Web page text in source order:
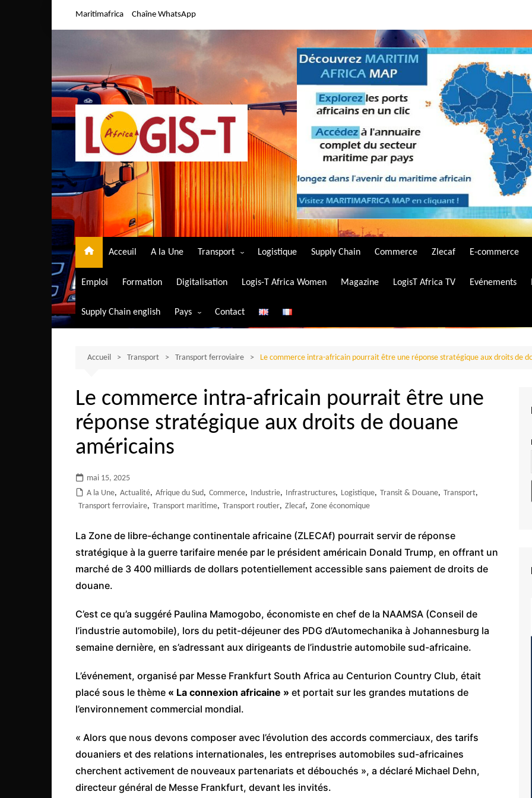
Maritimafrica Chaîne WhatsApp
Acceuil A la Une Transport
Transport aérien
Transport ferroviaire
Transport routier
Logistique Supply Chain Commerce Zlecaf E-commerce
Emploi Formation Digitalisation Logis-T Africa Women Magazine LogisT Africa TV Evénements
Supply Chain english Pays
Algérie
Bénin
Burkina-Faso
Centrafrique
Côte d’Ivoire
Djibouti
Gabon
Guinée
Kenya
Lesotho Fr
Contact
Accueil Transport Transport ferroviaire Le commerce intra-africain pourrait être une réponse stratégique aux droits de
Le commerce intra-africain pourrait être une
réponse stratégique aux droits de douane
américains
mai 15, 2025
A la Une, Actualité, Afrique du Sud, Commerce, Industrie, Infrastructures, Logistique, Transit & Douane, Transport,
Transport ferroviaire, Transport maritime, Transport routier, Zlecaf, Zone économique
La Zone de libre-échange continentale africaine (ZLECAf) pourrait servir de réponse
stratégique à la guerre tarifaire menée par le président américain Donald Trump, en offrant un
marché de 3 400 milliards de dollars potentiellement accessible sans paiement de droits de
douane.
C’est ce qu’a suggéré Paulina Mamogobo, économiste en chef de la NAAMSA (Conseil de
l’industrie automobile), lors du petit-déjeuner des PDG d’Automechanika à Johannesburg la
semaine dernière, en s’adressant aux dirigeants de l’industrie automobile sud-africaine.
L’événement, organisé par Messe Frankfurt South Africa au Centurion Country Club, était
placé sous le thème « La connexion africaine » et portait sur les grandes mutations de
l’environnement commercial mondial.
« Alors que nous devons composer avec l’évolution des accords commerciaux, des tarifs
douaniers et des relations internationales, les entreprises automobiles sud-africaines
cherchent activement de nouveaux partenariats et débouchés », a déclaré Michael Dehn,
directeur général de Messe Frankfurt, devant les invités.